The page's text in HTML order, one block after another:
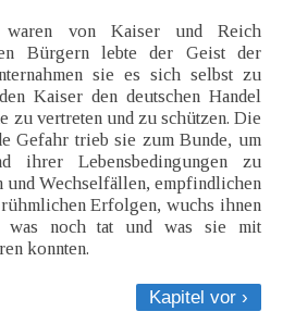
waren von Kaiser und Reich
Bürgern lebte der Geist der
sie es sich selbst zu
Kaiser den deutschen Handel
zu vertreten und zu schützen. Die
Gefahr trieb sie zum Bunde, um
ihrer Lebensbedingungen zu
und Wechselfällen, empfindlichen
Erfolgen, wuchs ihnen
was noch tat und was sie mit
konnten.
Kapitel vor ›